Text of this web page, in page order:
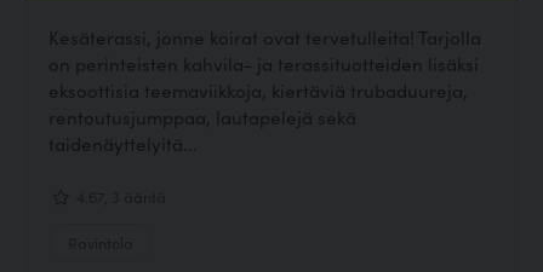
Kesäterassi, jonne koirat ovat tervetulleita! Tarjolla
on perinteisten kahvila- ja terassituotteiden lisäksi
eksoottisia teemaviikkoja, kiertäviä trubaduureja,
rentoutusjumppaa, lautapelejä sekä
taidenäyttelyitä...